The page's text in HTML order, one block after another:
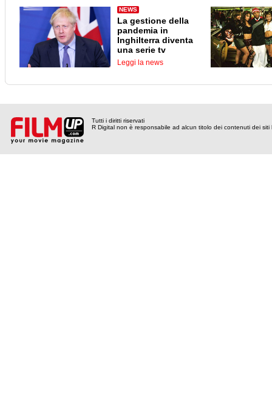
NEWS
La gestione della
pandemia in
Inghilterra diventa
una serie tv
Leggi la news
Tutti i diritti riservati
R Digital non è responsabile ad alcun titolo dei contenuti dei siti